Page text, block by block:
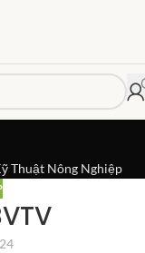
Thuật Nông Nghiệp